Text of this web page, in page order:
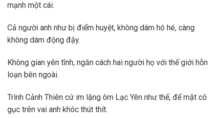
mạnh một cái.
Cả người anh như bị điểm huyệt, không dám hó hé, càng
không dám động đậy.
Không gian yên tĩnh, ngăn cách hai người họ với thế giới hỗn
loạn bên ngoài.
Trình Cảnh Thiên cứ im lặng ôm Lạc Yên như thế, để mặt cô
gục trên vai anh khóc thút thít.